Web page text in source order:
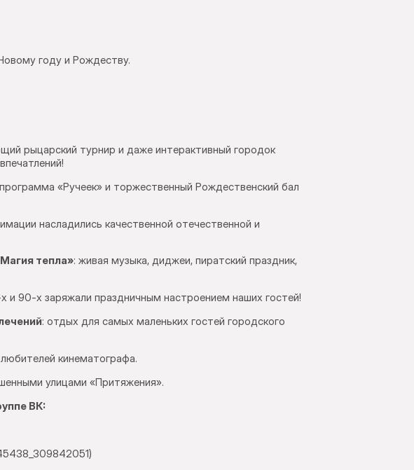
году и Рождеству.
рыцарский турнир и даже интерактивный городок
«Ручеек» и торжественный Рождественский бал
насладились качественной отечественной и
тепла»: живая музыка, диджеи, пиратский праздник,
и 90-х заряжали праздничным настроением наших гостей!
: отдых для самых маленьких гостей городского
кинематографа.
улицами «Притяжения».
ВК: